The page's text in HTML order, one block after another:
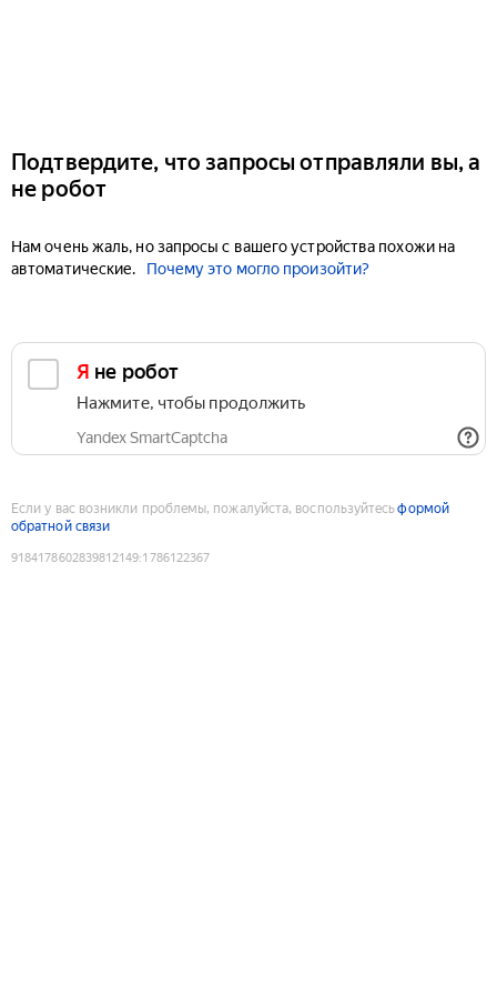
Подтвердите, что запросы отправляли вы, а
не робот
Нам очень жаль, но запросы с вашего устройства похожи на
автоматические.
Почему это могло произойти?
Я не робот
Нажмите, чтобы продолжить
Yandex SmartCaptcha
Если у вас возникли проблемы, пожалуйста, воспользуйтесьформой
обратной связи
9184178602839812149:1786122367